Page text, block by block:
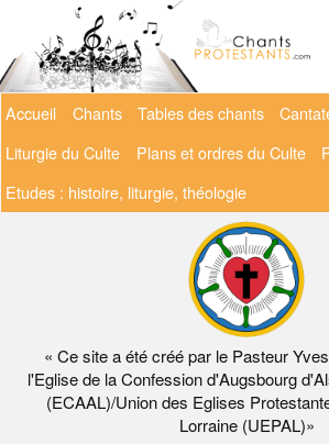
contenu
principal
« Ce site a été créé par le Pasteur
l'Eglise de la Confession d'Augsbourg
(ECAAL)/Union des Eglises
Lorraine (UEPAL)»
Menu
Accueil Chants Tables des chants
Liturgie du Culte
Plans et ordres du Culte
Etudes : histoire, liturgie, théologie